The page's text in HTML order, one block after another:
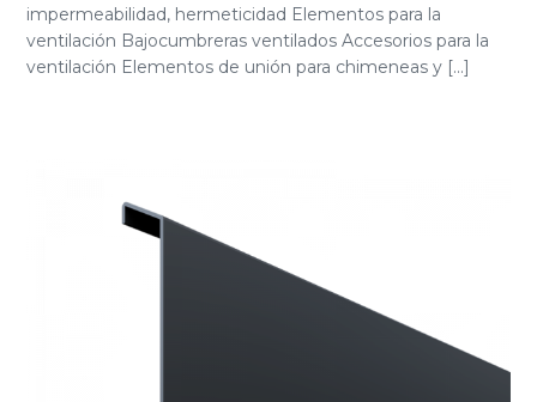
impermeabilidad, hermeticidad Elementos para la
ventilación Bajocumbreras ventilados Accesorios para la
ventilación Elementos de unión para chimeneas y [...]